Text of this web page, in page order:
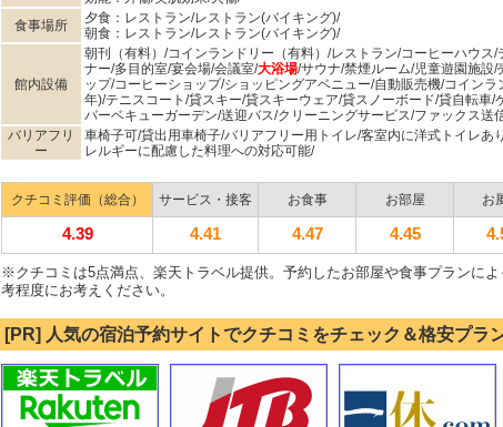
食事場所
夕食：レストラン/レストラン(バイキング)/
朝食：レストラン/レストラン(バイキング)/
館内設備
朝刊（有料）/コインランドリー（有料）/レストラン/コーヒーハウス
ナー/多目的室/宴会場/会議室/大浴場/サウナ/禁煙ルーム/児童遊園施設
ップ/コーヒーショップ/ショッピングアベニュー/自動販売機/コイン
年)/テニスコート/貸スキー/貸スキーウェア/貸スノーボード/貸自転車/
バーベキューガーデン/送迎バス/クリーニングサービス/ファックス送
バリアフリ
ー
車椅子可/貸出用車椅子/バリアフリー用トイレ/客室内に洋式トイレあ
レルギーに配慮した料理への対応可能/
クチコミ評価（総合） サービス・接客 お食事 お部屋 お
4.39 4.41 4.47 4.45
※クチコミは5点満点、楽天トラベル提供。予約したお部屋や食事プランに
考程度にお考えください。
[PR] 人気の宿泊予約サイトでクチコミをチェック＆格安プラ